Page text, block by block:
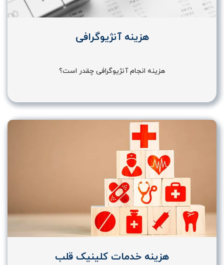
هزینه آنژیوگرافی
هزینه انجام آنژیوگرافی چقدر است؟
هزینه خدمات کلینیک قلب